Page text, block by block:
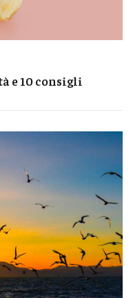
e 10 consigli